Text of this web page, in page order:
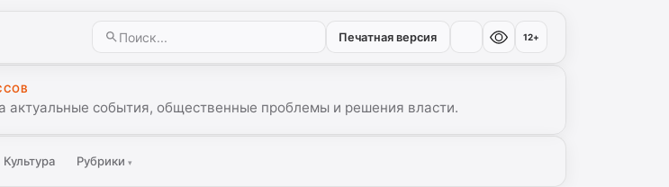
Печатная версия 12+
актуальные события, общественные проблемы и решения власти.
Культура Рубрики ▾